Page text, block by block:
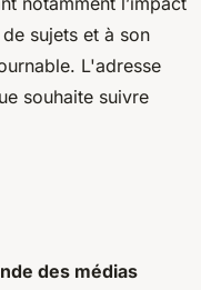
sujets et à son
L'adresse
souhaite suivre
des médias